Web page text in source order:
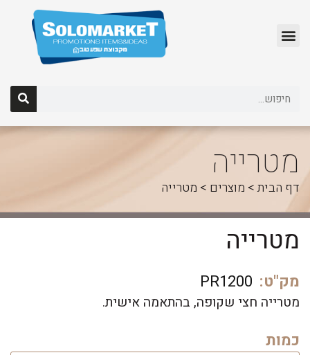
מטרייה
דף הבית> מוצרים > מטרייה
מטרייה
מק"ט: PR1200
מטרייה חצי שקופה, בהתאמה אישית.
כמות